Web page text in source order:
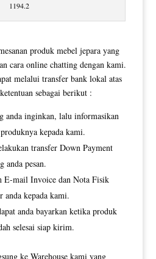
1194.2
produk mebel jepara yang
cara online chatting dengan kami.
melalui transfer bank lokal atas
sebagai berikut :
anda inginkan, lalu informasikan
kepada kami.
transfer Down Payment
anda pesan.
E-mail Invoice dan Nota Fisik
anda kepada kami.
anda bayarkan ketika produk
selesai siap kirim.
ke Warehouse kami yang